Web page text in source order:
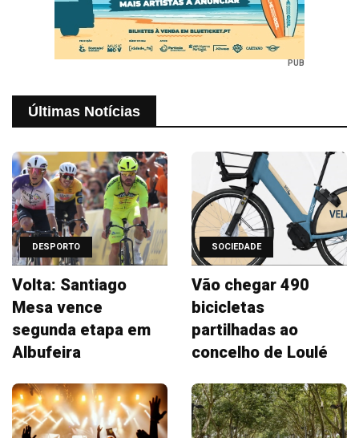
PUB
Últimas Notícias
DESPORTO
Volta: Santiago
Mesa vence
segunda etapa em
Albufeira
SOCIEDADE
Vão chegar 490
bicicletas
partilhadas ao
concelho de Loulé